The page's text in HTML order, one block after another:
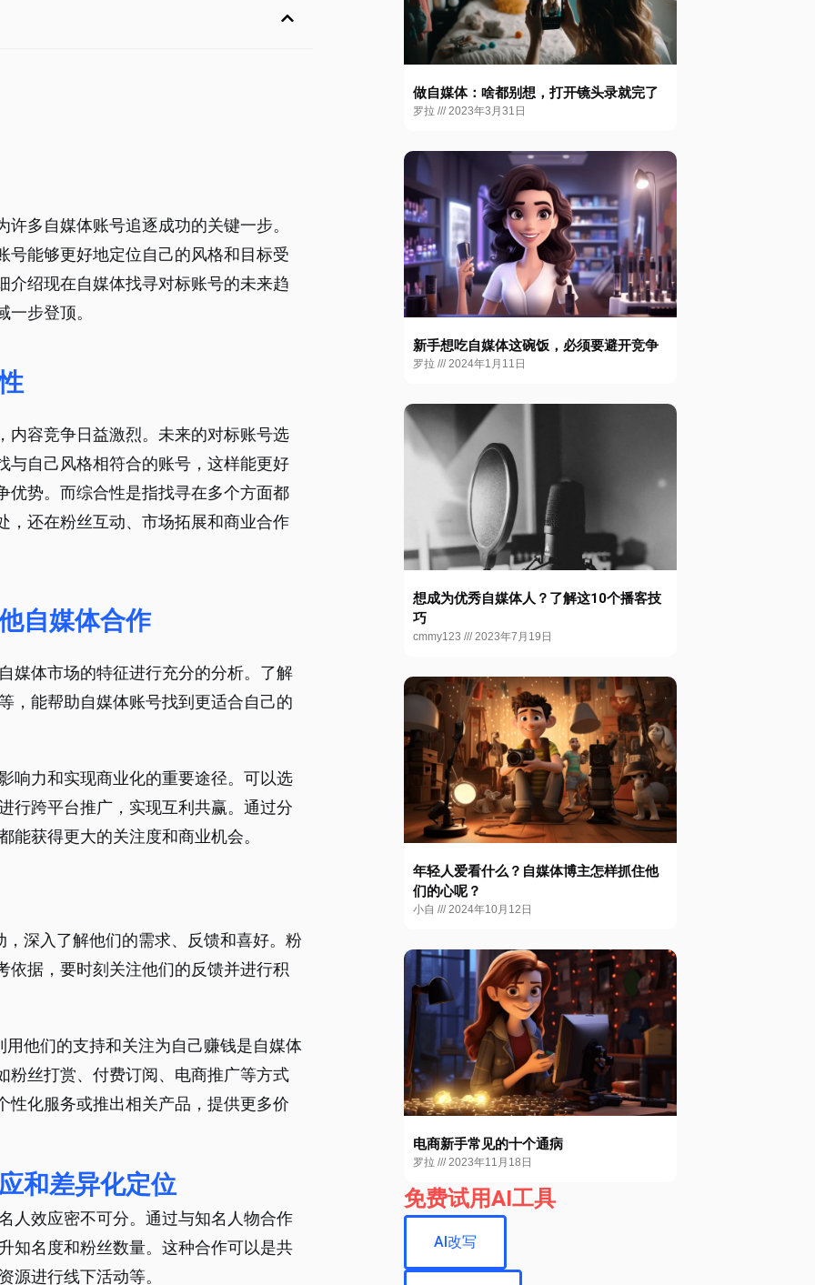
多自媒体账号追逐成功的关键一步。
号能够更好地定位自己的风格和目标受
介绍现在自媒体找寻对标账号的未来趋
步登顶。
内容竞争日益激烈。未来的对标账号选
与自己风格相符合的账号，这样能更好
优势。而综合性是指找寻在多个方面都
，还在粉丝互动、市场拓展和商业合作
自媒体合作
媒体市场的特征进行充分的分析。了解
，能帮助自媒体账号找到更适合自己的
响力和实现商业化的重要途径。可以选
行跨平台推广，实现互利共赢。通过分
能获得更大的关注度和商业机会。
深入了解他们的需求、反馈和喜好。粉
依据，要时刻关注他们的反馈并进行积
他们的支持和关注为自己赚钱是自媒体
粉丝打赏、付费订阅、电商推广等方式
性化服务或推出相关产品，提供更多价
和差异化定位
人效应密不可分。通过与知名人物合作
知名度和粉丝数量。这种合作可以是共
源进行线下活动等。
做自媒体：啥都别想，打开镜头录就完了
罗拉 2023年3月31日
新手想吃自媒体这碗饭，必须要避开竞争
罗拉 2024年1月11日
想成为优秀自媒体人？了解这10个播客技
巧
cmmy123 2023年7月19日
年轻人爱看什么？自媒体博主怎样抓住他
们的心呢？
小自 2024年10月12日
电商新手常见的十个通病
罗拉 2023年11月18日
免费试用AI工具
AI改写